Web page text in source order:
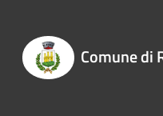
Comune di